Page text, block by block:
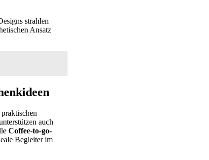
strahlen
Ansatz
auch
Coffee-to-go-
Begleiter im